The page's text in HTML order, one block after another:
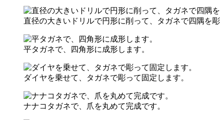
直径の大きいドリルで円形に削って、タガネで四隅を
平タガネで、四角形に成形します。
ダイヤを乗せて、タガネで彫って固定します。
ナナコタガネで、爪を丸めて完成です。